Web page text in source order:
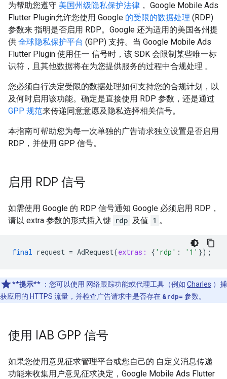
为帮助您遵守 美国州级隐私保护法律 ， Google Mobile Ads
Flutter Plugin允许您使用 Google 的受限的数据处理 (RDP)
参数来 指明是否启用 RDP。Google 还为适用的美国各州提
供 全球隐私保护平台 (GPP) 支持。当 Google Mobile Ads
Flutter Plugin 使用任一 信号时，该 SDK 会限制某些唯一标
识符，且其他数据将在为您提供服务的过程中合规处理 。
您必须自行决定受限的数据处理如何支持您的合规计划，以
及何时启用该功能。确定是直接使用 RDP 参数，还是通过
GPP 规范来传递同意意愿及隐私选择相关信号。
本指南可帮助您为每一次单独的广告请求独立设置是否启用
RDP，并使用 GPP 信号。
启用 RDP 信号
如需使用 Google 的 RDP 信号通知 Google 必须启用 RDP，
请以 extra 参数的形式插入键 rdp 及值 1 。
final request = AdRequest(extras: { 'rdp' : '1' });
**提示** ：您可以使用 网络跟踪功能或代理工具（例如 Charles ）捕
获应用的 HTTPS 流量，并检查广告请求中是否存在 &rdp= 参数。
使用 IAB GPP 信号
如果您使用意见征求管理平台或您自己的 自定义消息传递
功能来收集用户意见征求决定， Google Mobile Ads Flutter